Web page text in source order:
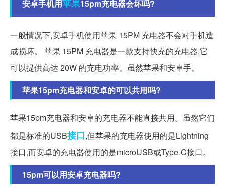
安卓手机用苹果15pm充电器会坏吗?
一般情况下,安卓手机使用苹果 15PM 充电器不会对手机造
成损坏。 苹果 15PM 充电器是一款支持快充的充电器,它
可以提供高达 20W 的充电功率。虽然苹果和安卓手。
苹果15pm充电器和安卓的可以共用吗?
苹果15pm充电器和安卓的充电器不能直接共用。虽然它们
都是标准的USB接口,但苹果的充电器使用的是Lightning
接口,而安卓的充电器使用的是microUSB或Type-C接口。
15pm可以用安卓充电器吗?